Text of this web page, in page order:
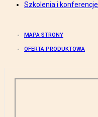
Szkolenia i konferencje
MAPA STRONY
OFERTA PRODUKTOWA